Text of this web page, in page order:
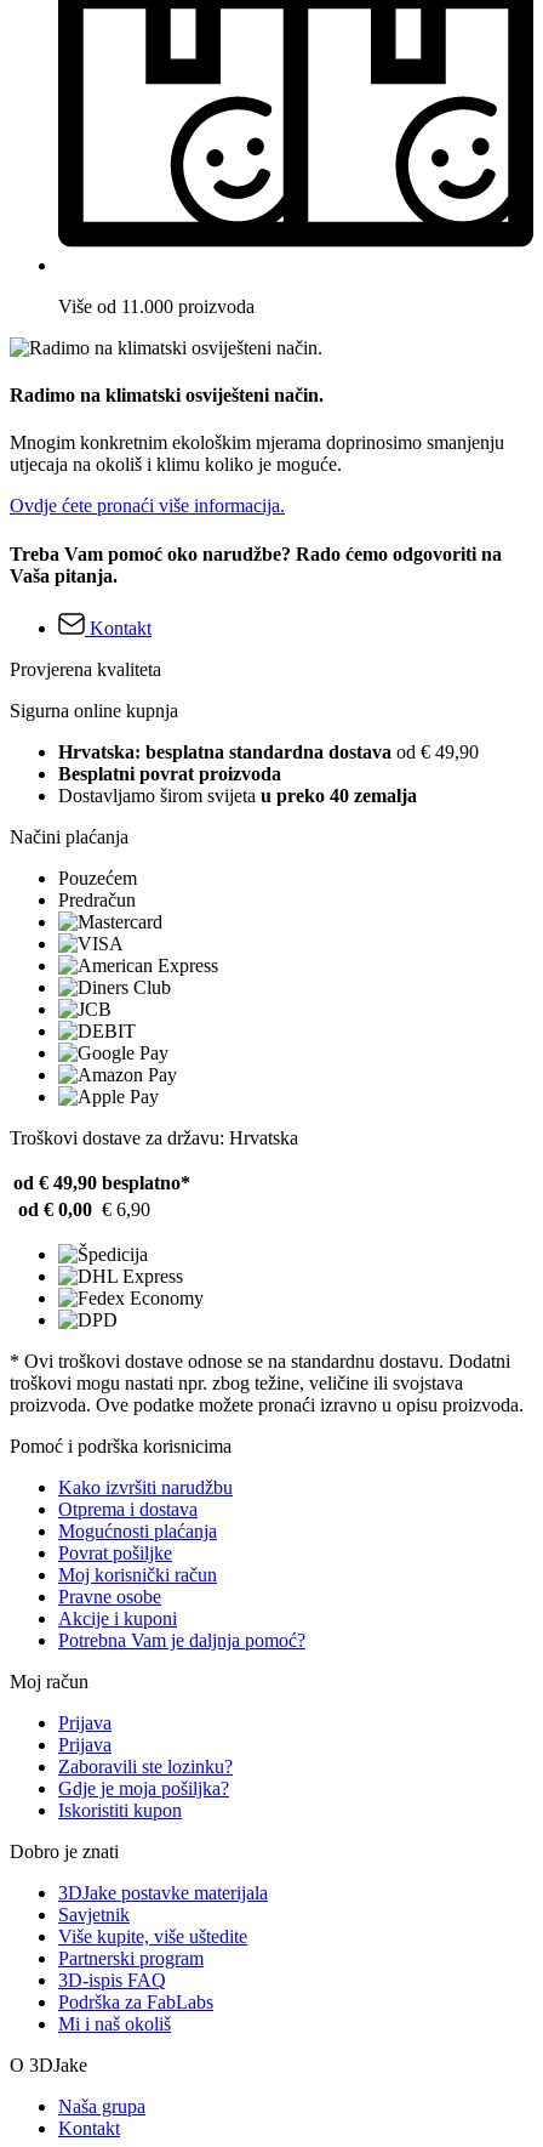
Više od 11.000 proizvoda
Radimo na klimatski osviješteni način.
Mnogim konkretnim ekološkim mjerama doprinosimo smanjenju
utjecaja na okoliš i klimu koliko je moguće.
Ovdje ćete pronaći više informacija.
Treba Vam pomoć oko narudžbe? Rado ćemo odgovoriti na
Vaša pitanja.
Kontakt
Provjerena kvaliteta
Sigurna online kupnja
Hrvatska: besplatna standardna dostava od € 49,90
Besplatni povrat proizvoda
Dostavljamo širom svijeta u preko 40 zemalja
Načini plaćanja
Pouzećem
Predračun
Troškovi dostave za državu: Hrvatska
od € 49,90 besplatno*
od € 0,00 € 6,90
* Ovi troškovi dostave odnose se na standardnu ​​dostavu. Dodatni
troškovi mogu nastati npr. zbog težine, veličine ili svojstava
proizvoda. Ove podatke možete pronaći izravno u opisu proizvoda.
Pomoć i podrška korisnicima
Kako izvršiti narudžbu
Otprema i dostava
Mogućnosti plaćanja
Povrat pošiljke
Moj korisnički račun
Pravne osobe
Akcije i kuponi
Potrebna Vam je daljnja pomoć?
Moj račun
Prijava
Prijava
Zaboravili ste lozinku?
Gdje je moja pošiljka?
Iskoristiti kupon
Dobro je znati
3DJake postavke materijala
Savjetnik
Više kupite, više uštedite
Partnerski program
3D-ispis FAQ
Podrška za FabLabs
Mi i naš okoliš
O 3DJake
Naša grupa
Kontakt